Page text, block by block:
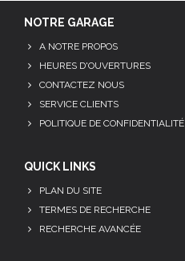
NOTRE GARAGE
A NOTRE PROPOS
HEURES D'OUVERTURES
CONTACTEZ NOUS
SERVICE CLIENTS
POLITIQUE DE CONFIDENTIALITÉ
QUICK LINKS
PLAN DU SITE
TERMES DE RECHERCHE
RECHERCHE AVANCÉE